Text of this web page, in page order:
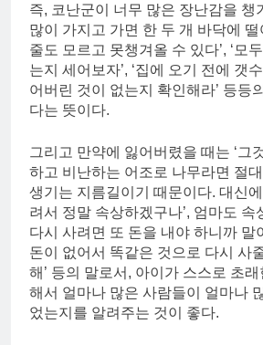
즉, 코난군이 너무 많은 장난감을 챙
많이 가지고 가면 한 두 개 바닥에
줄도 모르고 못챙겨올 수 있다’, ‘모
는지 세어보자’, ‘집에 오기 전에 갯
어버린 것이 없는지 확인해라’ 등등
다는 뜻이다.
그리고 만약에 잃어버렸을 때는 ‘그
하고 비난하는 어조로 나무라면 절
생기는 지름길이기 때문이다. 대신
려서 정말 속상하겠구나’, 엄마도 속
다시 사려면 또 돈을 내야 하니까 말
돈이 없어서 똑같은 것으로 다시 사
해’ 등의 말로서, 아이가 스스로 초
해서 얼마나 많은 사람들이 얼마나
었는지를 알려주는 것이 좋다.